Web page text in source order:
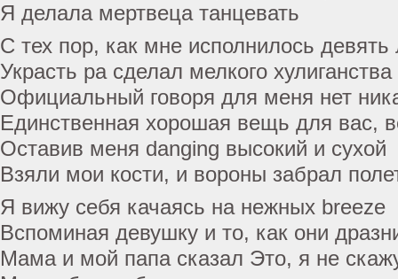
Я делала мертвеца танцевать
С тех пор, как мне исполнилось девять
Украсть pa сделал мелкого хулиганства
Официальный говоря для меня нет
Единственная хорошая вещь для вас,
Оставив меня danging высокий и сухой
Взяли мои кости, и вороны забрал
Я вижу себя качаясь на нежных breeze
Вспоминая девушку и то, как они
Мама и мой папа сказал Это, я не